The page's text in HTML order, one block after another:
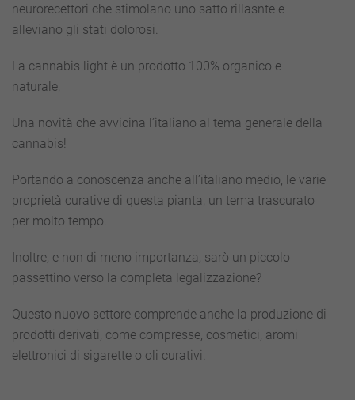
neurorecettori che stimolano uno satto rillasnte e
alleviano gli stati dolorosi.
La cannabis light è un prodotto 100% organico e
naturale,
Una novità che avvicina l’italiano al tema generale della
cannabis!
Portando a conoscenza anche all’italiano medio, le varie
proprietà curative di questa pianta, un tema trascurato
per molto tempo.
Inoltre, e non di meno importanza, sarò un piccolo
passettino verso la completa legalizzazione?
Questo nuovo settore comprende anche la produzione di
prodotti derivati, come compresse, cosmetici, aromi
elettronici di sigarette o oli curativi.